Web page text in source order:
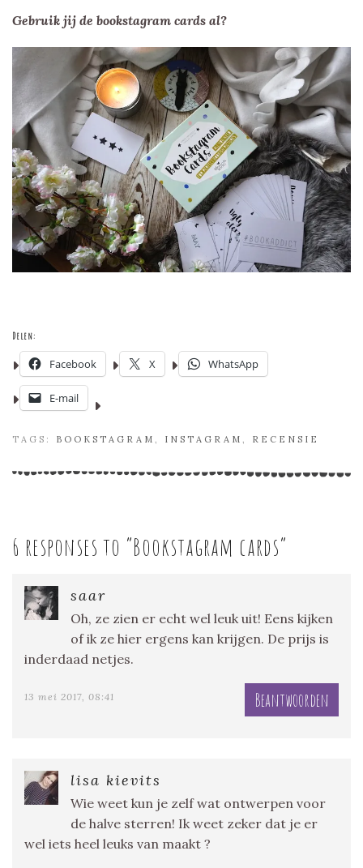
Gebruik jij de bookstagram cards al?
Delen:
Facebook X WhatsApp
E-mail
TAGS: BOOKSTAGRAM INSTAGRAM RECENSIE
6 responses to “Bookstagram cards”
saar
Oh, ze zien er echt wel leuk uit! Eens kijken
of ik ze hier ergens kan krijgen. De prijs is
inderdaad netjes.
13 mei 2017, 08:41 Beantwoorden
lisa kievits
Wie weet kun je zelf wat ontwerpen voor
de halve sterren! Ik weet zeker dat je er
wel iets heel leuks van maakt ?